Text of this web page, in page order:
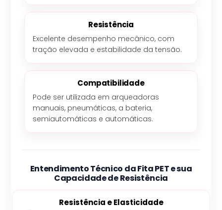
Resistência
Excelente desempenho mecânico, com
tração elevada e estabilidade da tensão.
Compatibilidade
Pode ser utilizada em arqueadoras
manuais, pneumáticas, a bateria,
semiautomáticas e automáticas.
Entendimento Técnico da Fita PET e sua
Capacidade de Resistência
Resistência e Elasticidade